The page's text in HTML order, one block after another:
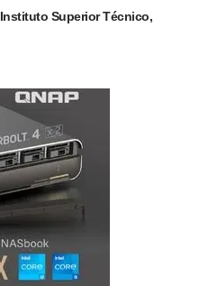
Instituto Superior Técnico